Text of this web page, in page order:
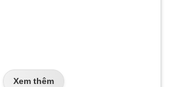
Xem thêm